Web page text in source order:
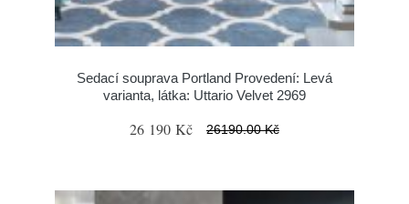
Sedací souprava Portland Provedení: Levá
varianta, látka: Uttario Velvet 2969
26 190 Kč 26190.00 Kč